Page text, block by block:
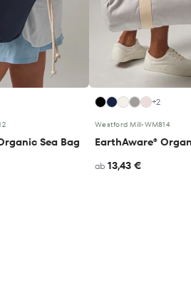
Sea Bag
+2
Westford Mill•WM814
ab 13,43 €